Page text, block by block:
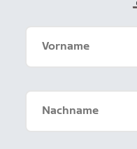
Vorname
Nachname